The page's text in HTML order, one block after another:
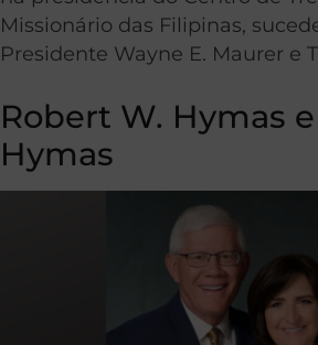
Missionário das Filipinas,
Presidente Wayne E. Maurer e
Robert W. Hymas
Hymas